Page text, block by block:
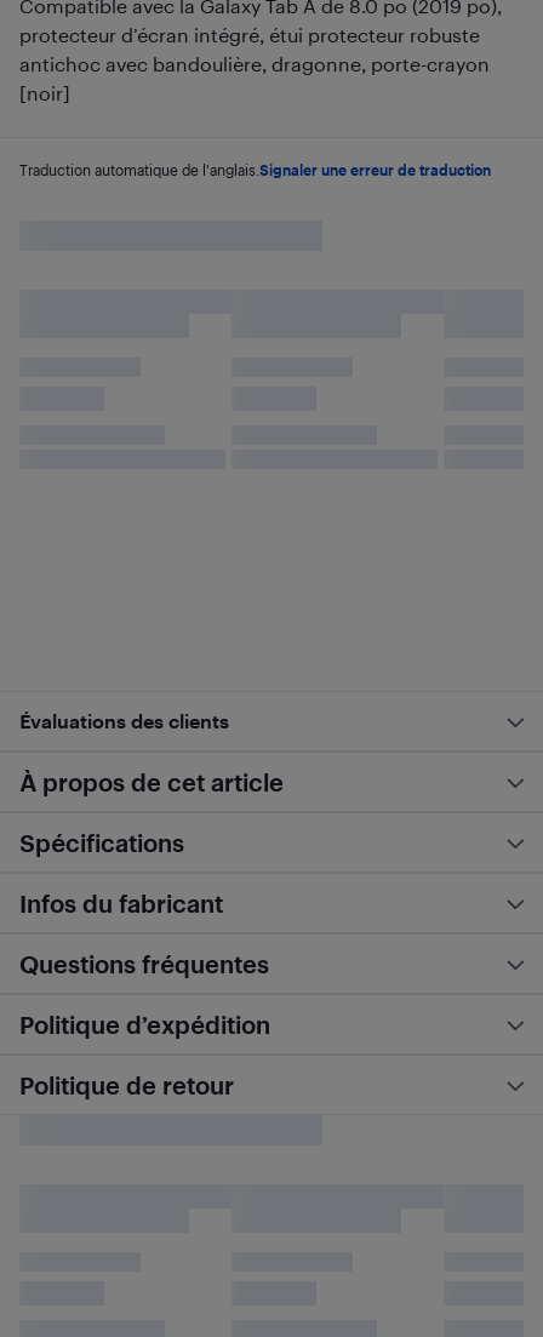
Compatible avec la Galaxy Tab A de 8.0 po (2019 po),
protecteur d’écran intégré, étui protecteur robuste
antichoc avec bandoulière, dragonne, porte-crayon
[noir]
Traduction automatique de l'anglais. Signaler une erreur de traduction
Évaluations des clients
À propos de cet article
Spécifications
Infos du fabricant
Questions fréquentes
Politique d’expédition
Politique de retour